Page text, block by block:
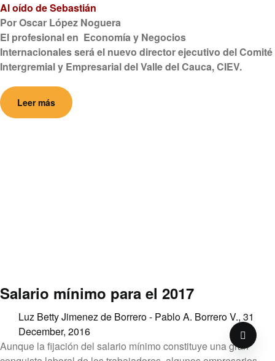
Al oído de Sebastián
Por Oscar López Noguera
El profesional en Economía y Negocios
Internacionalesserá el nuevo director ejecutivo del Comité
Intergremial y Empresarial del Valle del Cauca, CIEV.
Leer más
Salario mínimo para el 2017
Luz Betty Jimenez de Borrero - Pablo A. Borrero V., 31
December, 2016
Aunque la fijación del salario mínimo constituye una gran